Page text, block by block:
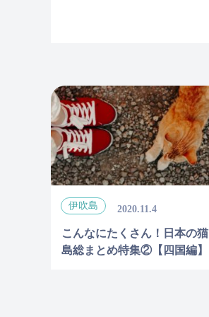
伊吹島 2020.11.4
こんなにたくさん！日本の猫
島総まとめ特集②【四国編】